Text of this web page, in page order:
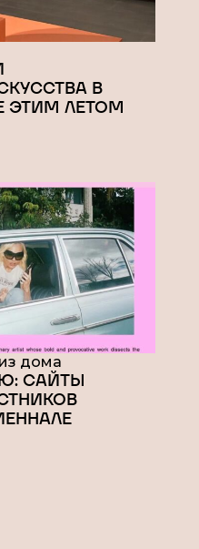
В
ЭТИМ ЛЕТОМ
дома
САЙТЫ